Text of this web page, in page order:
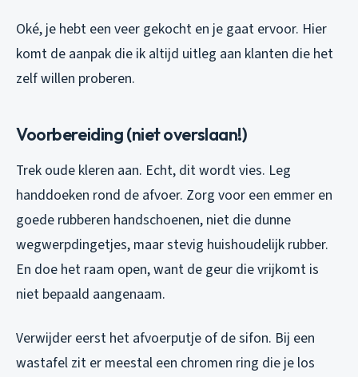
Oké, je hebt een veer gekocht en je gaat ervoor. Hier
komt de aanpak die ik altijd uitleg aan klanten die het
zelf willen proberen.
Voorbereiding (niet overslaan!)
Trek oude kleren aan. Echt, dit wordt vies. Leg
handdoeken rond de afvoer. Zorg voor een emmer en
goede rubberen handschoenen, niet die dunne
wegwerpdingetjes, maar stevig huishoudelijk rubber.
En doe het raam open, want de geur die vrijkomt is
niet bepaald aangenaam.
Verwijder eerst het afvoerputje of de sifon. Bij een
wastafel zit er meestal een chromen ring die je los